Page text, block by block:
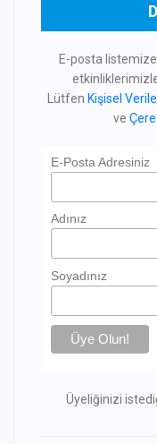
E-posta
Lütfen Kişisel
ve
E-Posta Adresiniz
Adınız
Soyadınız
Üyeliğinizi